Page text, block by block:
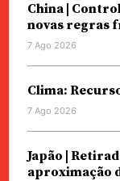
China |
novas regras
7 Ago 2026
Clima:
7 Ago 2026
Japão |
aproximação